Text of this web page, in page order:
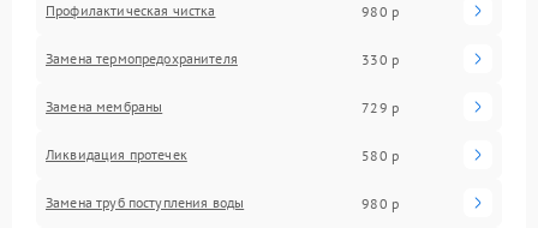
Профилактическая чистка 980 р
Замена термопредохранителя 330 р
Замена мембраны 729 р
Ликвидация протечек 580 р
Замена труб поступления воды 980 р